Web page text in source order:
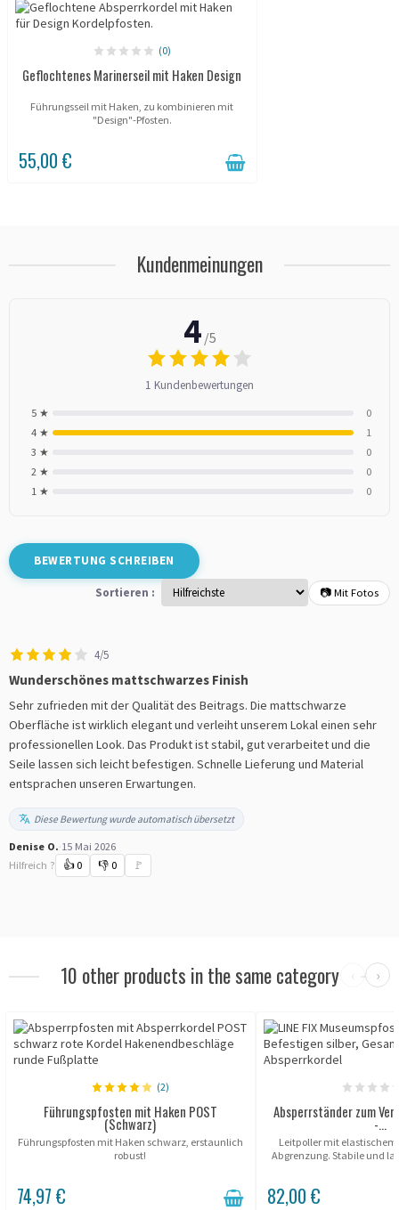
(0)
Geflochtenes Marinerseil mit Haken Design
Führungsseil mit Haken, zu kombinieren mit
"Design"-Pfosten.
55,00 €
Kundenmeinungen
4 /5
1 Kundenbewertungen
5 ★
0
4 ★
1
3 ★
0
2 ★
0
1 ★
0
BEWERTUNG SCHREIBEN
Sortieren : 📷 Mit Fotos
4/5
Wunderschönes mattschwarzes Finish
Sehr zufrieden mit der Qualität des Beitrags. Die mattschwarze
Oberfläche ist wirklich elegant und verleiht unserem Lokal einen sehr
professionellen Look. Das Produkt ist stabil, gut verarbeitet und die
Seile lassen sich leicht befestigen. Schnelle Lieferung und Material
entsprachen unseren Erwartungen.
Diese Bewertung wurde automatisch übersetzt
Denise O.·15 Mai 2026
Hilfreich ?
👍 0 👎 0 🚩
10 other products in the same category ‹ ›
(2)
Führungspfosten mit Haken POST
(Schwarz)
Führungspfosten mit Haken schwarz, erstaunlich
robust!
74,97 €
Absperrständer zum
-...
Leitpoller mit
Abgrenzung. Stabile und
82,00 €